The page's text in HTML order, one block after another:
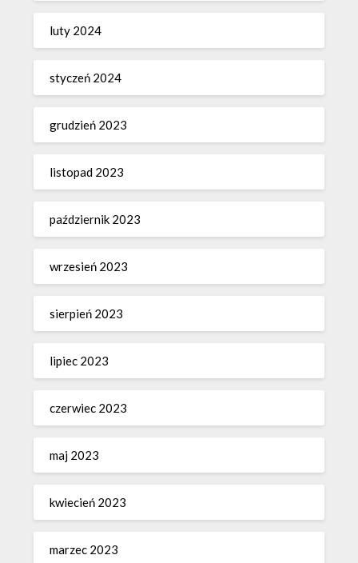
luty 2024
styczeń 2024
grudzień 2023
listopad 2023
październik 2023
wrzesień 2023
sierpień 2023
lipiec 2023
czerwiec 2023
maj 2023
kwiecień 2023
marzec 2023